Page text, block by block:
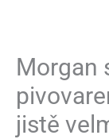
Morgan
jistě